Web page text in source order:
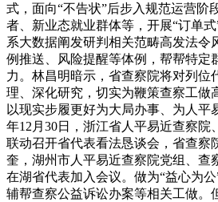
式，面向“不告状”后步入规范运营阶
者、新业态就业群体等，开展“订单
系大数据阐发研判相关范畴高发法令
例推送、风险提醒等体例，帮帮特定
力。林昌明暗示，省查察院将对列位
理、深化研究，切实为鞭策查察工做
以现实步履更好为大局办事、为人平
年12月30日，浙江省人平易近查察院
联动召开省代表看法恳谈会，省查察
奎，湖州市人平易近查察院党组、查
在湖省代表加入会议。做为“益心为
辅帮查察公益诉讼办案等相关工做。